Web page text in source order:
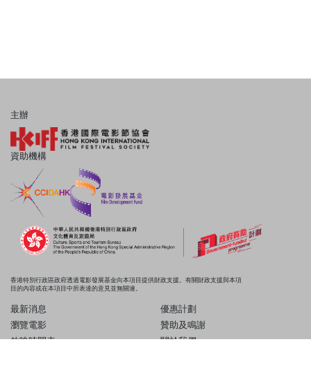
主辦
資助機構
香港特別行政區政府透過電影發展基金向本項目提供財政支援。有關財政支援與本項
目的內容或在本項目中所表達的意見並無關連。
最新消息
瀏覽電影
放映時間表
優惠計劃
贊助及鳴謝
關於我們